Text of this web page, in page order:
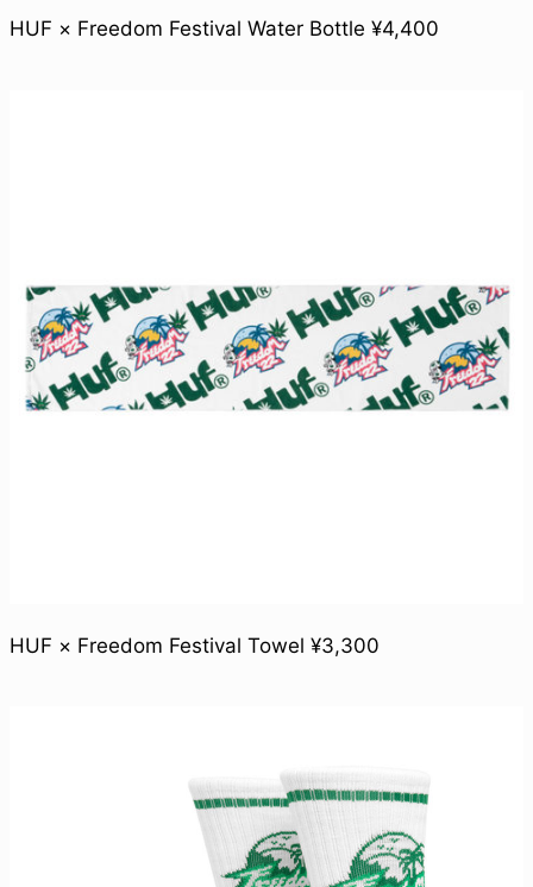
HUF × Freedom Festival Water Bottle ¥4,400
HUF × Freedom Festival Towel ¥3,300